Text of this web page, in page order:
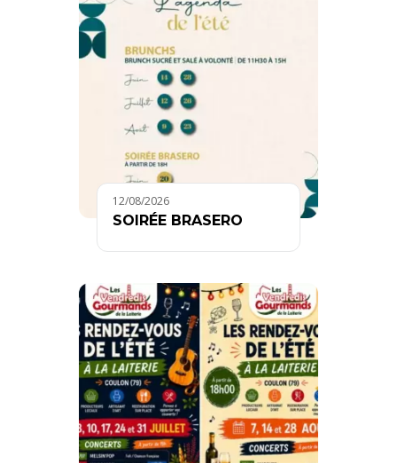
12/08/2026
SOIRÉE BRASERO